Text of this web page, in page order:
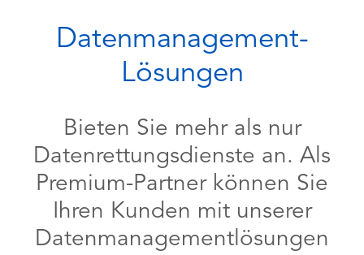
Datenmanagement-
Lösungen
Bieten Sie mehr als nur
Datenrettungsdienste an. Als
Premium-Partner können Sie
Ihren Kunden mit unserer
Datenmanagementlösungen